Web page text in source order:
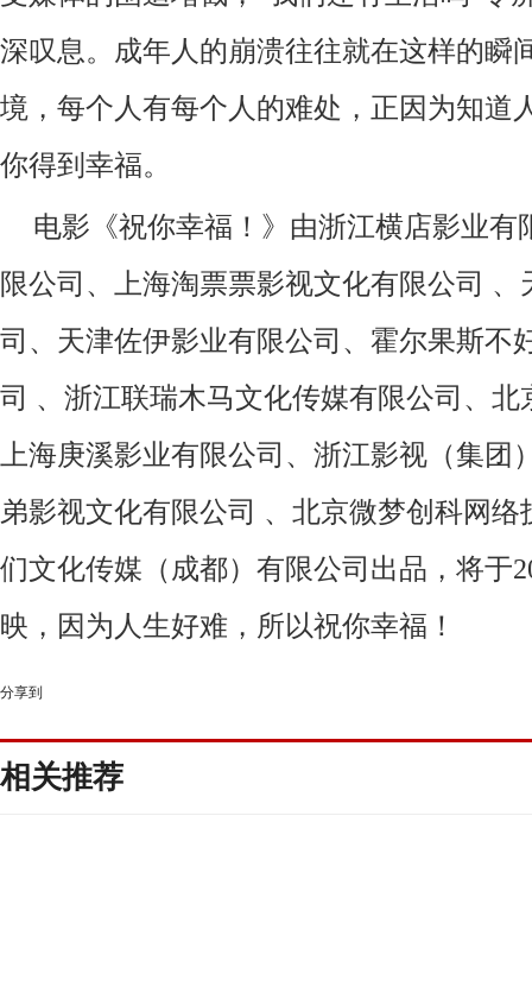
深叹息。成年人的崩溃往往就在这样的瞬
境，每个人有每个人的难处，正因为知道
你得到幸福。
电影《祝你幸福！》由浙江横店影业有
限公司、上海淘票票影视文化有限公司 、
司、天津佐伊影业有限公司、霍尔果斯不
司 、浙江联瑞木马文化传媒有限公司、
上海庚溪影业有限公司、浙江影视（集团
弟影视文化有限公司 、北京微梦创科网络
们文化传媒（成都）有限公司出品，将于
映，因为人生好难，所以祝你幸福！
分享到
相关推荐